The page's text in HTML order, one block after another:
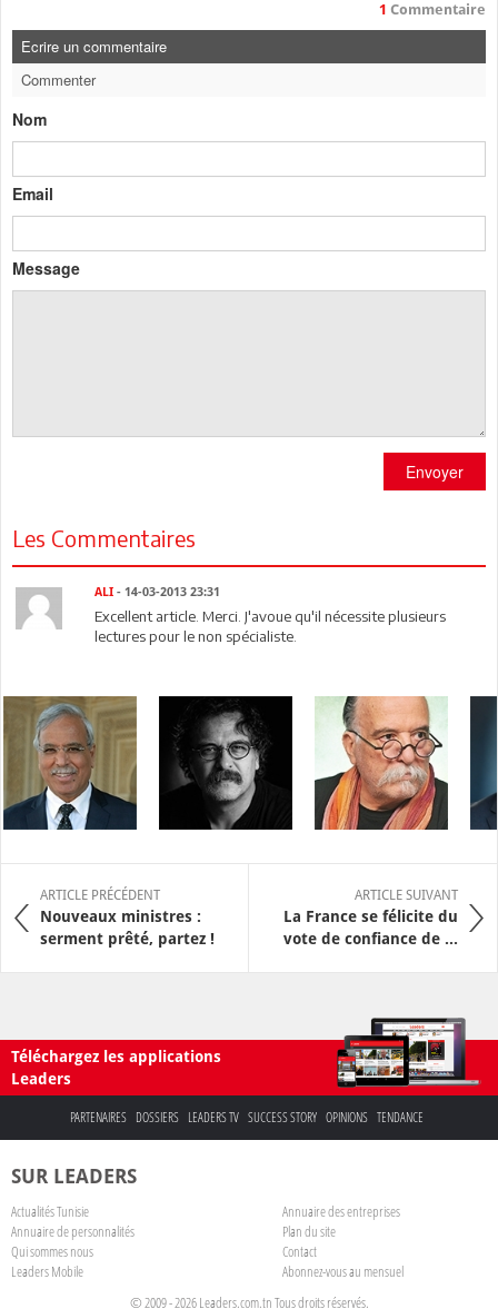
1 Commentaire
Ecrire un commentaire
Commenter
Nom
Email
Message
Envoyer
Les Commentaires
ALI - 14-03-2013 23:31
Excellent article. Merci. J'avoue qu'il nécessite plusieurs
lectures pour le non spécialiste.
ARTICLE PRÉCÉDENT
Nouveaux ministres :
serment prêté, partez !
ARTICLE SUIVANT
La France se félicite du
vote de confiance de ...
Téléchargez les applications
Leaders
PARTENAIRES DOSSIERS LEADERS TV SUCCESS STORY OPINIONS TENDANCE
SUR LEADERS
Actualités Tunisie
Annuaire des entreprises
Annuaire de personnalités
Plan du site
Qui sommes nous
Contact
Leaders Mobile
Abonnez-vous au mensuel
© 2009 - 2026 Leaders.com.tn Tous droits réservés.